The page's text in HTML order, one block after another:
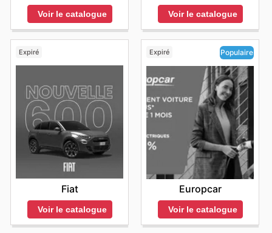
Voir le catalogue Voir le catalogue
Expiré
Fiat
Voir le catalogue
Expiré Populaire
Europcar
Voir le catalogue